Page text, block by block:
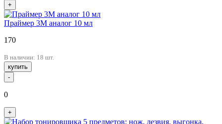
+
Праймер 3М аналог 10 мл
170
В наличии: 18 шт.
купить
-
0
+